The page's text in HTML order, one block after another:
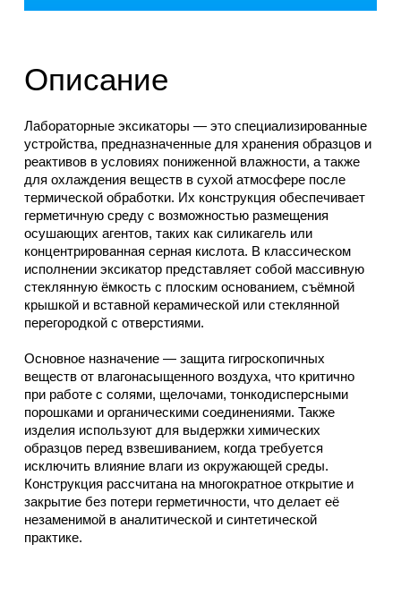
Описание
Лабораторные эксикаторы — это специализированные
устройства, предназначенные для хранения образцов и
реактивов в условиях пониженной влажности, а также
для охлаждения веществ в сухой атмосфере после
термической обработки. Их конструкция обеспечивает
герметичную среду с возможностью размещения
осушающих агентов, таких как силикагель или
концентрированная серная кислота. В классическом
исполнении эксикатор представляет собой массивную
стеклянную ёмкость с плоским основанием, съёмной
крышкой и вставной керамической или стеклянной
перегородкой с отверстиями.
Основное назначение — защита гигроскопичных
веществ от влагонасыщенного воздуха, что критично
при работе с солями, щелочами, тонкодисперсными
порошками и органическими соединениями. Также
изделия используют для выдержки химических
образцов перед взвешиванием, когда требуется
исключить влияние влаги из окружающей среды.
Конструкция рассчитана на многократное открытие и
закрытие без потери герметичности, что делает её
незаменимой в аналитической и синтетической
практике.